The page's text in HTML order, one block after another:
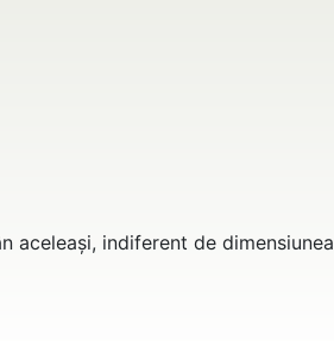
aceleași, indiferent de dimensiunea